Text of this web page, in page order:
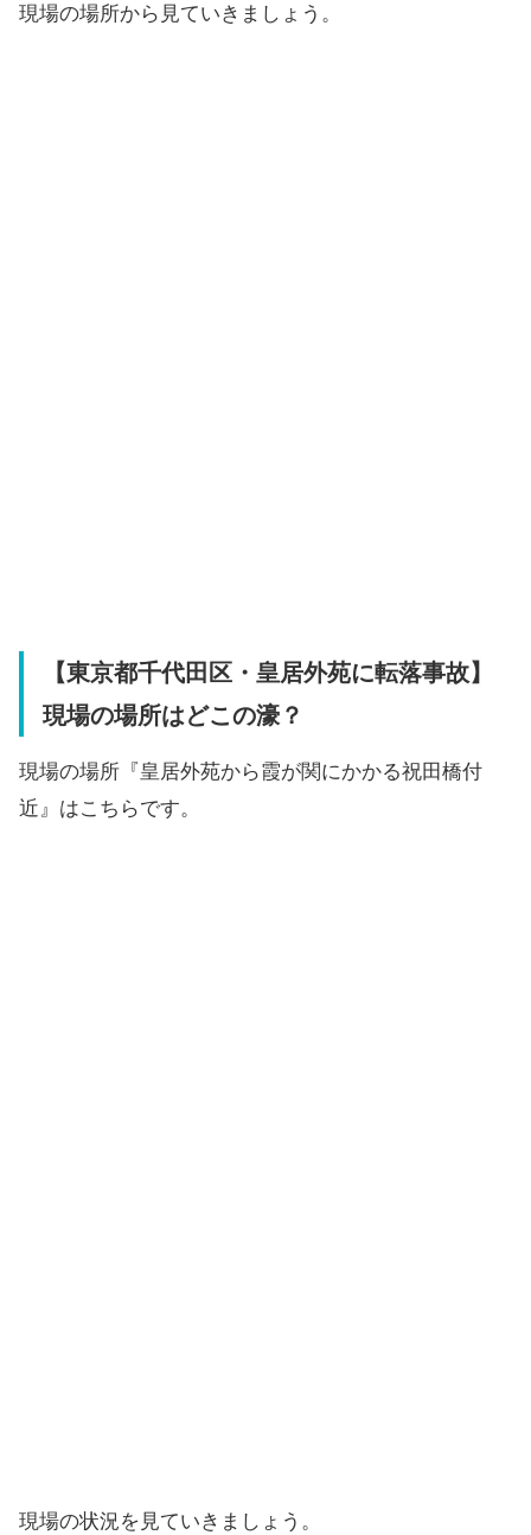
現場の場所から見ていきましょう。
【東京都千代田区・皇居外苑に転落事故】
現場の場所はどこの濠？
現場の場所『皇居外苑から霞が関にかかる祝田橋付
近』はこちらです。
現場の状況を見ていきましょう。